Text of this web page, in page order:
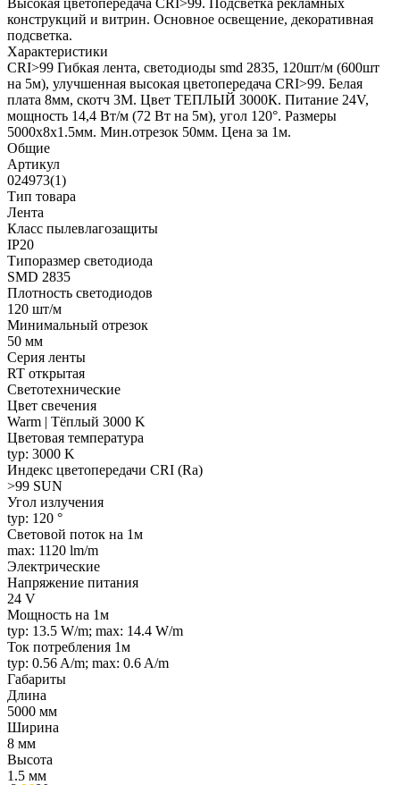
Высокая цветопередача CRI>99. Подсветка рекламных
конструкций и витрин. Основное освещение, декоративная
подсветка.
Характеристики
CRI>99 Гибкая лента, светодиоды smd 2835, 120шт/м (600шт
на 5м), улучшенная высокая цветопередача CRI>99. Белая
плата 8мм, скотч 3М. Цвет ТЕПЛЫЙ 3000К. Питание 24V,
мощность 14,4 Вт/м (72 Вт на 5м), угол 120°. Размеры
5000х8х1.5мм. Мин.отрезок 50мм. Цена за 1м.
Общие
Артикул
024973(1)
Тип товара
Лента
Класс пылевлагозащиты
IP20
Типоразмер светодиода
SMD 2835
Плотность светодиодов
120 шт/м
Минимальный отрезок
50 мм
Серия ленты
RT открытая
Светотехнические
Цвет свечения
Warm | Тёплый 3000 K
Цветовая температура
typ: 3000 K
Индекс цветопередачи CRI (Ra)
>99 SUN
Угол излучения
typ: 120 °
Световой поток на 1м
max: 1120 lm/m
Электрические
Напряжение питания
24 V
Мощность на 1м
typ: 13.5 W/m; max: 14.4 W/m
Ток потребления 1м
typ: 0.56 A/m; max: 0.6 A/m
Габариты
Длина
5000 мм
Ширина
8 мм
Высота
1.5 мм